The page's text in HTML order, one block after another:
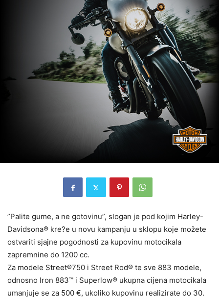
”Palite gume, a ne gotovinu”, slogan je pod kojim Harley-
Davidsona® kre?e u novu kampanju u sklopu koje možete
ostvariti sjajne pogodnosti za kupovinu motocikala
zapremnine do 1200 cc.
Za modele Street®750 i Street Rod® te sve 883 modele,
odnosno Iron 883™ i Superlow® ukupna cijena motocikala
umanjuje se za 500 €, ukoliko kupovinu realizirate do 30.